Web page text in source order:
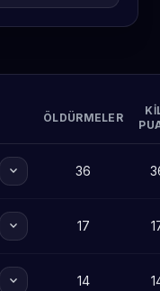
ÖLDÜRMELER
expand_more 36
expand_more 17
expand_more 14